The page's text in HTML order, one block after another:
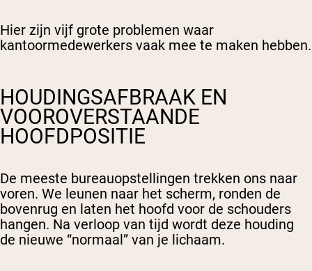
Hier zijn vijf grote problemen waar
kantoormedewerkers vaak mee te maken hebben.
HOUDINGSAFBRAAK EN
VOOROVERSTAANDE
HOOFDPOSITIE
De meeste bureauopstellingen trekken ons naar
voren. We leunen naar het scherm, ronden de
bovenrug en laten het hoofd voor de schouders
hangen. Na verloop van tijd wordt deze houding
de nieuwe “normaal” van je lichaam.